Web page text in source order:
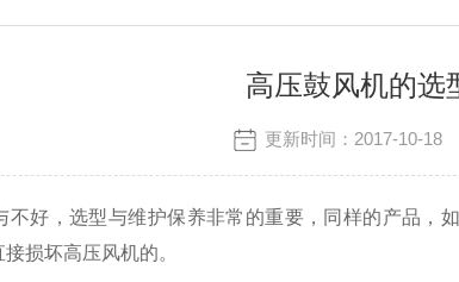
高压鼓风机的选
更新时间：2017-10-18
不好，选型与维护保养非常的重要，同样的产品，
损坏高压风机的。